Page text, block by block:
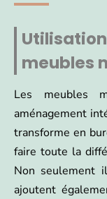
meubles
Les meubles
aménagement
transforme en
faire toute la
Non seulement
ajoutent